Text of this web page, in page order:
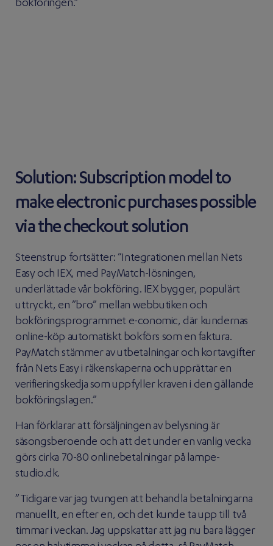
bokföringen.”
Solution: Subscription model to
make electronic purchases possible
via the checkout solution
Steenstrup fortsätter: ”Integrationen mellan Nets
Easy och IEX, med PayMatch-lösningen,
underlättade vår bokföring. IEX bygger, populärt
uttryckt, en ”bro” mellan webbutiken och
bokföringsprogrammet e-conomic, där kundernas
online-köp automatiskt bokförs som en faktura.
PayMatch stämmer av utbetalningar och kortavgifter
från Nets Easy i räkenskaperna och upprättar en
verifieringskedja som uppfyller kraven i den gällande
bokföringslagen.”
Han förklarar att försäljningen av belysning är
säsongsberoende och att det under en vanlig vecka
görs cirka 70-80 onlinebetalningar på lampe-
studio.dk.
”Tidigare var jag tvungen att behandla betalningarna
manuellt, en efter en, och det kunde ta upp till två
timmar i veckan. Jag uppskattar att jag nu bara lägger